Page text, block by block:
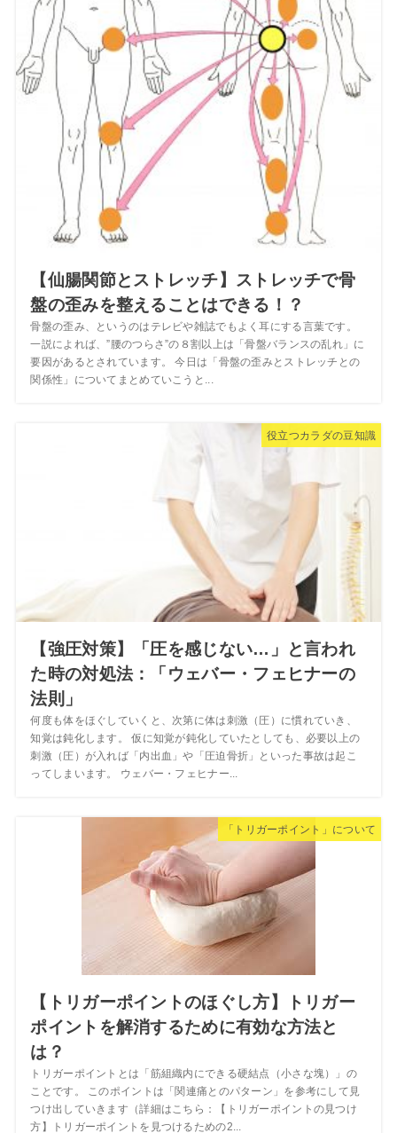
【仙腸関節とストレッチ】ストレッチで骨
盤の歪みを整えることはできる！？
骨盤の歪み、というのはテレビや雑誌でもよく耳にする言葉です。
一説によれば、”腰のつらさ”の８割以上は「骨盤バランスの乱れ」に
要因があるとされています。 今日は「骨盤の歪みとストレッチとの
関係性」についてまとめていこうと...
役立つカラダの豆知識
【強圧対策】「圧を感じない…」と言われ
た時の対処法：「ウェバー・フェヒナーの
法則」
何度も体をほぐしていくと、次第に体は刺激（圧）に慣れていき、
知覚は鈍化します。 仮に知覚が鈍化していたとしても、必要以上の
刺激（圧）が入れば「内出血」や「圧迫骨折」といった事故は起こ
ってしまいます。 ウェバー・フェヒナー...
「トリガーポイント」について
【トリガーポイントのほぐし方】トリガー
ポイントを解消するために有効な方法と
は？
トリガーポイントとは「筋組織内にできる硬結点（小さな塊）」の
ことです。 このポイントは「関連痛とのパターン」を参考にして見
つけ出していきます（詳細はこちら：【トリガーポイントの見つけ
方】トリガーポイントを見つけるための2...